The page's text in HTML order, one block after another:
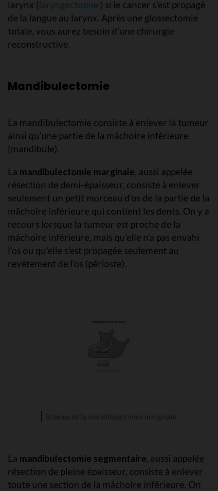
larynx (laryngectomie ) si le cancer s’est propagé
de la langue au larynx. Après une glossectomie
totale, vous aurez besoin d’une chirurgie
reconstructive.
Mandibulectomie
La mandibulectomie consiste à enlever la tumeur
ainsi qu’une partie de la mâchoire inférieure
(mandibule).
La mandibulectomie marginale, aussi appelée
résection de demi-épaisseur, consiste à enlever
seulement un petit morceau d’os de la partie de la
mâchoire inférieure qui contient les dents. On y a
recours lorsque la tumeur est proche de la
mâchoire inférieure, mais qu’elle n’a pas envahi
l’os ou qu’elle s’est propagée seulement au
revêtement de l’os (périoste).
La mandibulectomie segmentaire , aussi appelée
résection de pleine épaisseur, consiste à enlever
toute une section de la mâchoire inférieure. On